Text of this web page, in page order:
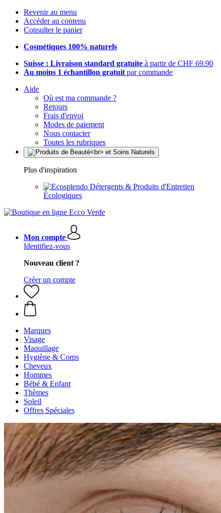
Revenir au menu
Accéder au contenu
Consulter le panier
Cosmétiques 100% naturels
Suisse : Livraison standard gratuite à partir de CHF 69.90
Au moins 1 échantillon gratuit par commande
Aide
Où est ma commande ?
Retours
Frais d'envoi
Modes de paiement
Nous contacter
Toutes les rubriques
Plus d'inspiration
Détergents & Produits d'Entretien
Écologiques
Mon compte
Identifiez-vous
Nouveau client ?
Créer un compte
Marques
Visage
Maquillage
Hygiène & Corps
Cheveux
Hommes
Bébé & Enfant
Thèmes
Soleil
Offres Spéciales